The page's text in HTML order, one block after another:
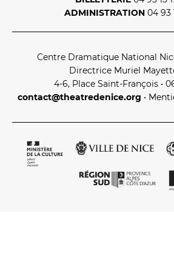
LES FRANCISCAINS LA
Accueil & horaires
Tarifs, abonnements &
ADMINISTRATION 04 93
Centre Dramatique National
Directrice Muriel
4‑6, Place Saint‑François •
contact@theatredenice.org •